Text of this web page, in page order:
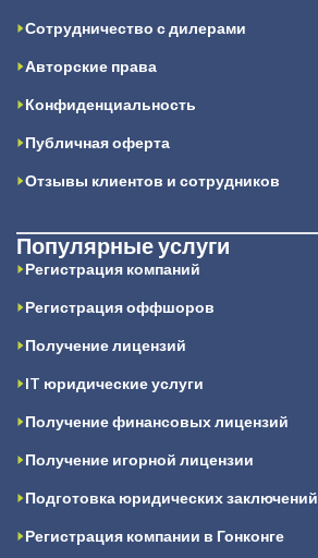
Сотрудничество с дилерами
Авторские права
Конфиденциальность
Публичная оферта
Отзывы клиентов и сотрудников
Популярные услуги
Регистрация компаний
Регистрация оффшоров
Получение лицензий
IT юридические услуги
Получение финансовых лицензий
Получение игорной лицензии
Подготовка юридических заключений
Регистрация компании в Гонконге